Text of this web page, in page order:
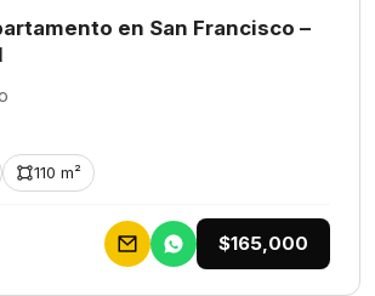
en San Francisco –
110 m²
$165,000